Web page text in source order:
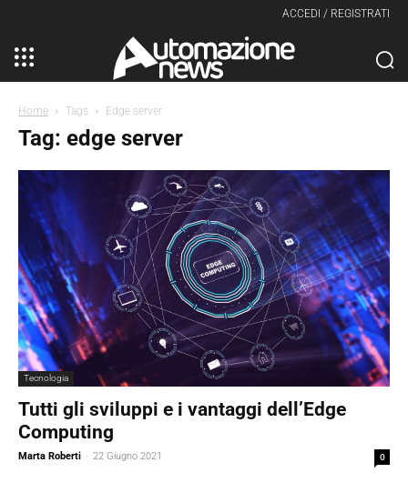
ACCEDI / REGISTRATI
Home Tags Edge server
Tag: edge server
Tecnologia
Tutti gli sviluppi e i vantaggi dell’Edge
Computing
Marta Roberti - 22 Giugno 2021 0